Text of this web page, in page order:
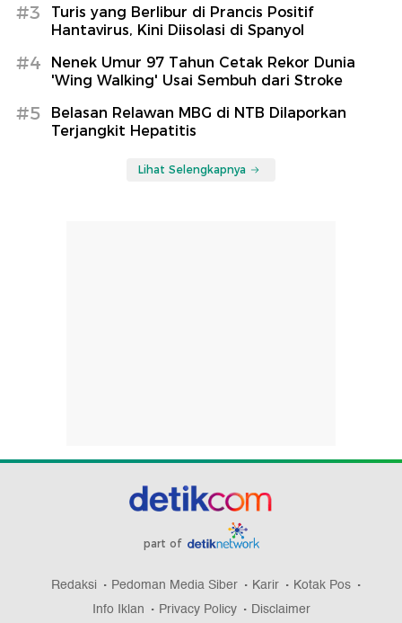
#3
Turis yang Berlibur di Prancis Positif
Hantavirus, Kini Diisolasi di Spanyol
#4
Nenek Umur 97 Tahun Cetak Rekor Dunia
'Wing Walking' Usai Sembuh dari Stroke
#5
Belasan Relawan MBG di NTB Dilaporkan
Terjangkit Hepatitis
Lihat Selengkapnya
part of
Redaksi Pedoman Media Siber Karir
Kotak Pos
Info Iklan
Privacy Policy Disclaimer